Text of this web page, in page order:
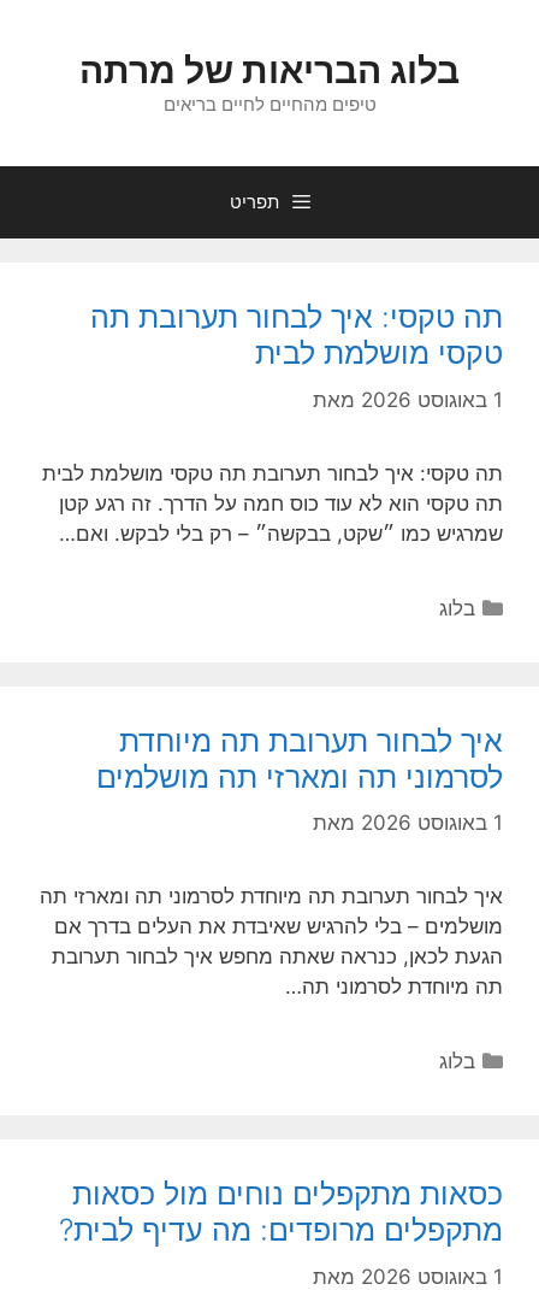
בלוג הבריאות של מרתה
טיפים מהחיים לחיים בריאים
תפריט
תה טקסי: איך לבחור תערובת תה
טקסי מושלמת לבית
1 באוגוסט 2026 מאת
תה טקסי: איך לבחור תערובת תה טקסי מושלמת לבית
תה טקסי הוא לא עוד כוס חמה על הדרך. זה רגע קטן
שמרגיש כמו ״שקט, בבקשה״ – רק בלי לבקש. ואם…
קטגוריות
בלוג
איך לבחור תערובת תה מיוחדת
לסרמוני תה ומארזי תה מושלמים
1 באוגוסט 2026 מאת
איך לבחור תערובת תה מיוחדת לסרמוני תה ומארזי תה
מושלמים – בלי להרגיש שאיבדת את העלים בדרך אם
הגעת לכאן, כנראה שאתה מחפש איך לבחור תערובת
תה מיוחדת לסרמוני תה…
קטגוריות
בלוג
כסאות מתקפלים נוחים מול כסאות
מתקפלים מרופדים: מה עדיף לבית?
1 באוגוסט 2026 מאת